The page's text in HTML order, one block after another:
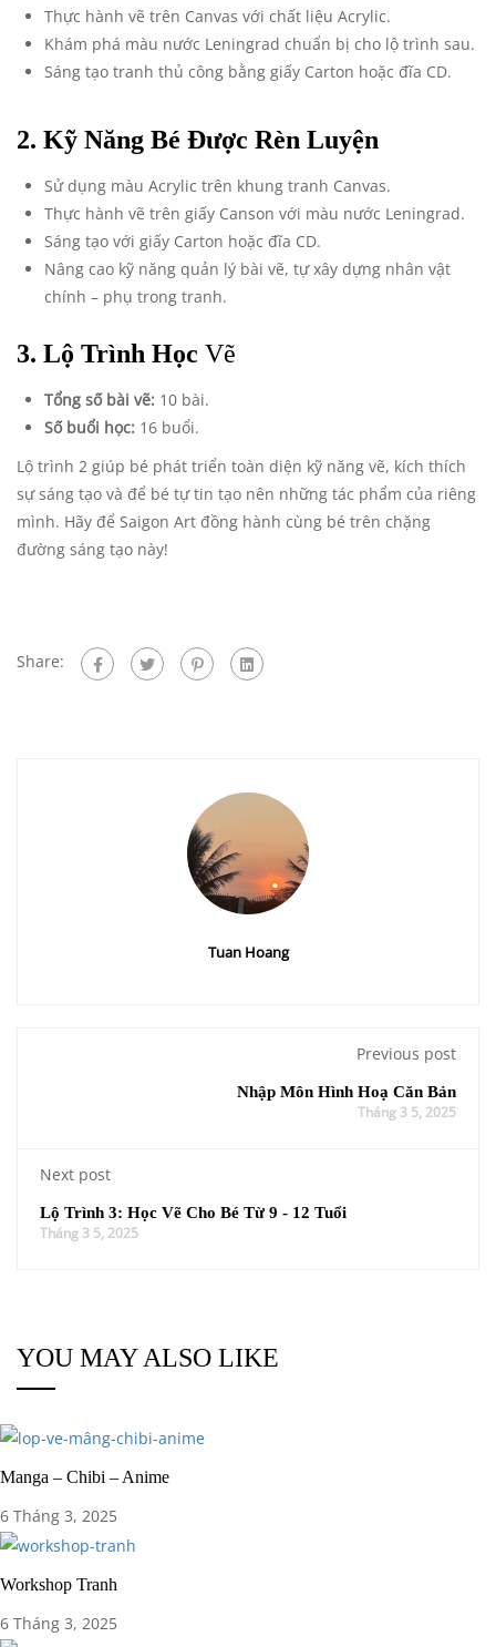
Thực hành vẽ trên Canvas với chất liệu Acrylic.
Khám phá màu nước Leningrad chuẩn bị cho lộ trình sau.
Sáng tạo tranh thủ công bằng giấy Carton hoặc đĩa CD.
2. Kỹ Năng Bé Được Rèn Luyện
Sử dụng màu Acrylic trên khung tranh Canvas.
Thực hành vẽ trên giấy Canson với màu nước Leningrad.
Sáng tạo với giấy Carton hoặc đĩa CD.
Nâng cao kỹ năng quản lý bài vẽ, tự xây dựng nhân vật
chính – phụ trong tranh.
3. Lộ Trình Học Vẽ
Tổng số bài vẽ: 10 bài.
Số buổi học: 16 buổi.
Lộ trình 2 giúp bé phát triển toàn diện kỹ năng vẽ, kích thích
sự sáng tạo và để bé tự tin tạo nên những tác phẩm của riêng
mình. Hãy để Saigon Art đồng hành cùng bé trên chặng
đường sáng tạo này!
Share:
Tuan Hoang
Previous post
Nhập Môn Hình Hoạ Căn Bản
Tháng 3 5, 2025
Next post
Lộ Trình 3: Học Vẽ Cho Bé Từ 9 - 12 Tuổi
Tháng 3 5, 2025
YOU MAY ALSO LIKE
Manga – Chibi – Anime
6 Tháng 3, 2025
Workshop Tranh
6 Tháng 3, 2025